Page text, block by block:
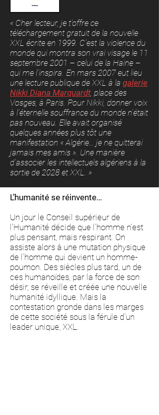
« Cher lecteur, je t’offre ce
téléchargement gratuit de la nouvelle
XXL écrite en 1999. C’est la violence du
monde qui montra son vrai visage le 11
septembre 2001 – celui de la Haine –
qui me l’inspira. En mars 2007 eut lieu
une lecture publique de XXL à la galerie
Nikki Diana Marquardt, place des
Vosges, à Paris. Pour Nikki, donner voix
à l’éternelle souffrance du monde n’était
pas nouveau. Elle avait organisé
quelques années plus tôt une
manifestation « Algérie… je ne quitterai
jamais mes amis ». Une manière
d’associer les intellectuels algériens à la
sortie de 2028 et XXL. »
L’humanité se réinvente…
Un jour le Conseil supérieur de
l’Humanité décide que l’homme n’est
plus pensant, mais respirant. On
assiste alors à une mutation physique
de l’homme qui devient un homme-
poumon. Des siècles plus tard, un de
ces humanoïdes, par la force de son
désir, se réveille et créée une nouvelle
humanité idyllique. Mais la
contestation gronde dans les marges
de cette société sous la férule d’un
leader unique, XXL.